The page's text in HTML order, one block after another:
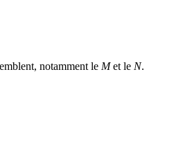
notamment le Met le N.